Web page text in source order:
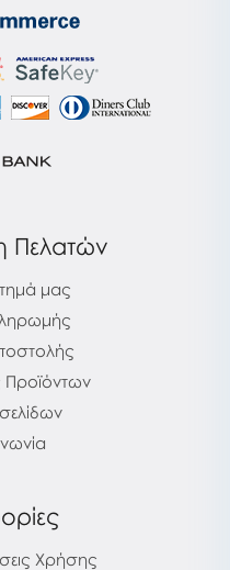
Πελατών
μας
Προϊόντων
Χρήσης